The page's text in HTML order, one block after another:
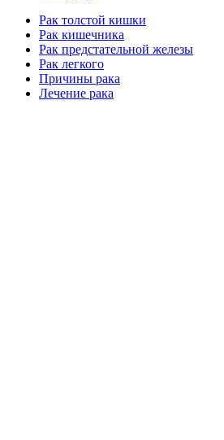
Рак толстой кишки
Рак кишечника
Рак предстательной железы
Рак легкого
Причины рака
Лечение рака